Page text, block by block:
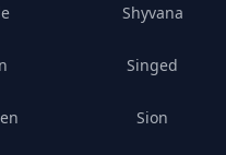
Shyvana
Singed
Sion